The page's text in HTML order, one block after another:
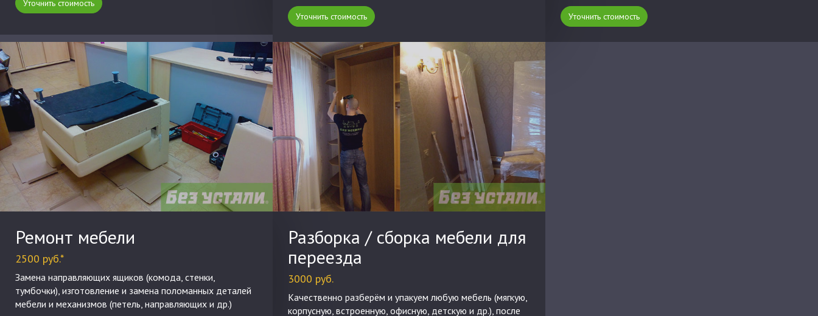
Уточнить стоимость
Уточнить стоимость Уточнить стоимость
Ремонт мебели
2500 руб.*
Замена направляющих ящиков (комода, стенки,
тумбочки), изготовление и замена поломанных деталей
мебели и механизмов (петель, направляющих и др.)
Разборка / сборка мебели для
переезда
3000 руб.
Качественно разберём и упакуем любую мебель (мягкую,
корпусную, встроенную, офисную, детскую и др.), после